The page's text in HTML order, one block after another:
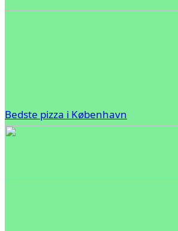
Bedste pizza i København